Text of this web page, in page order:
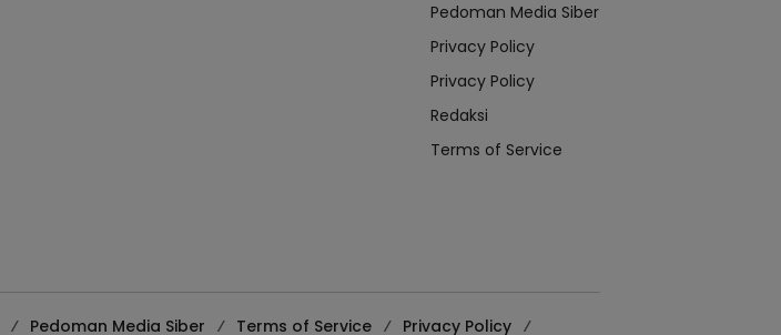
Pedoman Media Siber
Privacy Policy
Privacy Policy
Redaksi
Terms of Service
Pedoman Media Siber Terms of Service Privacy Policy